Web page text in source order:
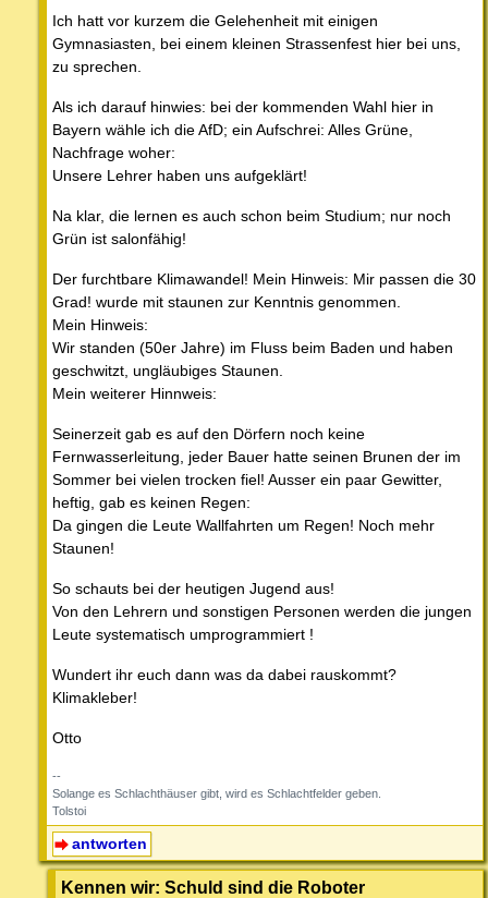
Ich hatt vor kurzem die Gelehenheit mit einigen
Gymnasiasten, bei einem kleinen Strassenfest hier bei uns,
zu sprechen.
Als ich darauf hinwies: bei der kommenden Wahl hier in
Bayern wähle ich die AfD; ein Aufschrei: Alles Grüne,
Nachfrage woher:
Unsere Lehrer haben uns aufgeklärt!
Na klar, die lernen es auch schon beim Studium; nur noch
Grün ist salonfähig!
Der furchtbare Klimawandel! Mein Hinweis: Mir passen die 30
Grad! wurde mit staunen zur Kenntnis genommen.
Mein Hinweis:
Wir standen (50er Jahre) im Fluss beim Baden und haben
geschwitzt, ungläubiges Staunen.
Mein weiterer Hinnweis:
Seinerzeit gab es auf den Dörfern noch keine
Fernwasserleitung, jeder Bauer hatte seinen Brunen der im
Sommer bei vielen trocken fiel! Ausser ein paar Gewitter,
heftig, gab es keinen Regen:
Da gingen die Leute Wallfahrten um Regen! Noch mehr
Staunen!
So schauts bei der heutigen Jugend aus!
Von den Lehrern und sonstigen Personen werden die jungen
Leute systematisch umprogrammiert !
Wundert ihr euch dann was da dabei rauskommt?
Klimakleber!
Otto
--
Solange es Schlachthäuser gibt, wird es Schlachtfelder geben.
Tolstoi
antworten
Kennen wir: Schuld sind die Roboter